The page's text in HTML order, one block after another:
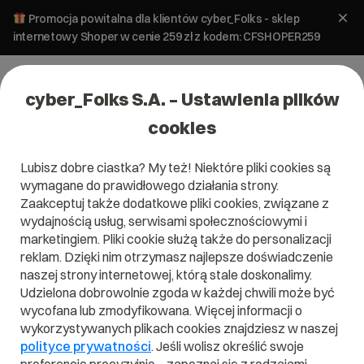
Promocja powitalna dla klientów cyber_Folks - sklep
internetowy Shoper w cenie 259 zł z kodem: CFSHOPER259
#lighthouse
cyber_Folks S.A. – Ustawienia plików
cookies
Lubisz dobre ciastka? My też! Niektóre pliki cookies są
wymagane do prawidłowego działania strony.
Zaakceptuj także dodatkowe pliki cookies, związane z
wydajnością usług, serwisami społecznościowymi i
marketingiem. Pliki cookie służą także do personalizacji
reklam. Dzięki nim otrzymasz najlepsze doświadczenie
naszej strony internetowej, którą stale doskonalimy.
Udzielona dobrowolnie zgoda w każdej chwili może być
wycofana lub zmodyfikowana. Więcej informacji o
wykorzystywanych plikach cookies znajdziesz w naszej
polityce prywatności. Jeśli wolisz określić swoje